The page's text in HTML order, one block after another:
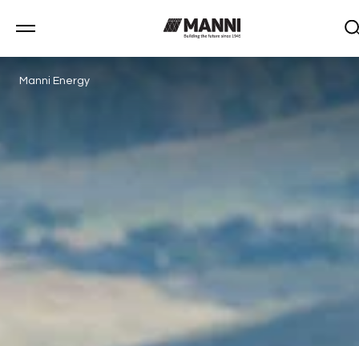
Manni Energy